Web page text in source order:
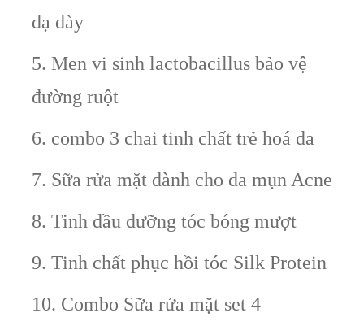
dạ dày
5. Men vi sinh lactobacillus bảo vệ
đường ruột
6. combo 3 chai tinh chất trẻ hoá da
7. Sữa rửa mặt dành cho da mụn Acne
8. Tinh dầu dưỡng tóc bóng mượt
9. Tinh chất phục hồi tóc Silk Protein
10. Combo Sữa rửa mặt set 4